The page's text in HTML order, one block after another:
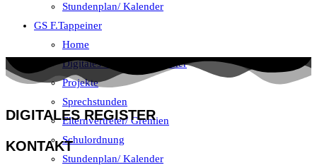
Stundenplan/ Kalender
GS F.Tappeiner
Home
Digitales Register Tappeiner
Projekte
Sprechstunden
Elternvertreter/ Gremien
Schulordnung
Stundenplan/ Kalender
DIGITALES REGISTER
KONTAKT